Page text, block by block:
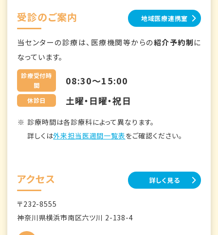
受診のご案内 地域医療連携室
当センターの診療は、医療機関等からの紹介予約制に
なっています。
診療受付時
間
08:30～15:00
休診日 土曜・日曜・祝日
診療時間は各診療科によって異なります。
詳しくは外来担当医週間一覧表をご確認ください。
アクセス 詳しく見る
〒232-8555
神奈川県横浜市南区六ツ川 2-138-4